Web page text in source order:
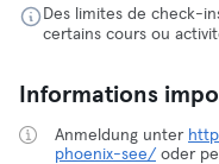
Des limites de check-
certains cours ou
Informations
Anmeldung unter
phoenix-see/ oder